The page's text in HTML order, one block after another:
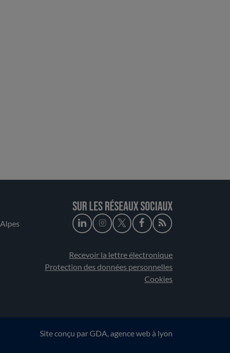
Sur les réseaux sociaux
Recevoir la lettre électronique
Protection des données personnelles
Cookies
Site conçu parGDA, agence web à lyon